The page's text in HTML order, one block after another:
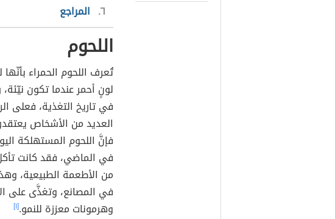
٦ المراجع
اللحوم
تُعرف اللحوم الحمراء
لونٍ أحمر عندما تكون
في تاريخ التغذية، فعلى
العديد من الأشخاص
فإنَّ اللحوم المستهلكة
في الماضي، فقد كانت
من الأطعمة الطبيعية،
في المصانع، وتغذَّى على
وهرمونات معززة للنمو.[١]